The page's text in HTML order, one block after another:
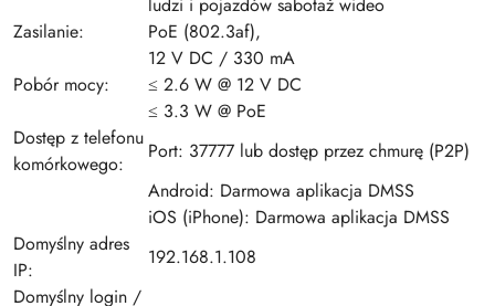
Zasilanie:
PoE (802.3af),
12 V DC / 330 mA
Pobór mocy:
≤ 2.6 W @ 12 V DC
≤ 3.3 W @ PoE
Dostęp z telefonu
komórkowego:
Port: 37777 lub dostęp przez chmurę (P2P)
Android: Darmowa aplikacja DMSS
iOS (iPhone): Darmowa aplikacja DMSS
Domyślny adres
IP:
192.168.1.108
Domyślny login /